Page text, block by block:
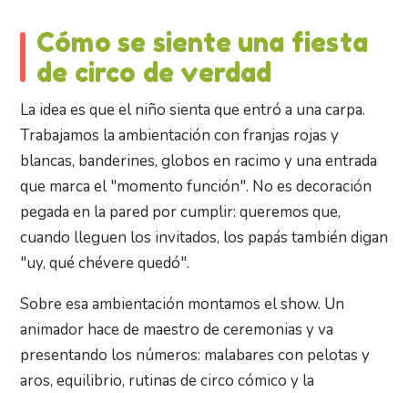
Cómo se siente una fiesta
de circo de verdad
La idea es que el niño sienta que entró a una carpa.
Trabajamos la ambientación con franjas rojas y
blancas, banderines, globos en racimo y una entrada
que marca el "momento función". No es decoración
pegada en la pared por cumplir: queremos que,
cuando lleguen los invitados, los papás también digan
"uy, qué chévere quedó".
Sobre esa ambientación montamos el show. Un
animador hace de maestro de ceremonias y va
presentando los números: malabares con pelotas y
aros, equilibrio, rutinas de circo cómico y la